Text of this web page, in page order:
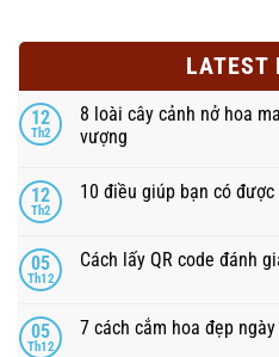
LATEST
12
Th2
8 loài cây cảnh nở hoa
vượng
12
Th2
10 điều giúp bạn có
05
Th12
Cách lấy QR code đánh
05
Th12
7 cách cắm hoa đẹp